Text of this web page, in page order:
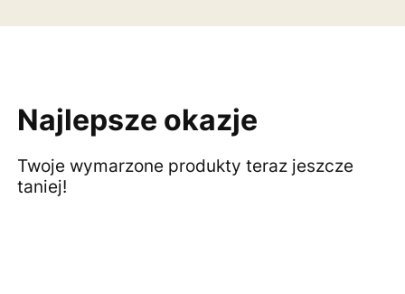
Najlepsze okazje
Twoje wymarzone produkty teraz jeszcze
taniej!